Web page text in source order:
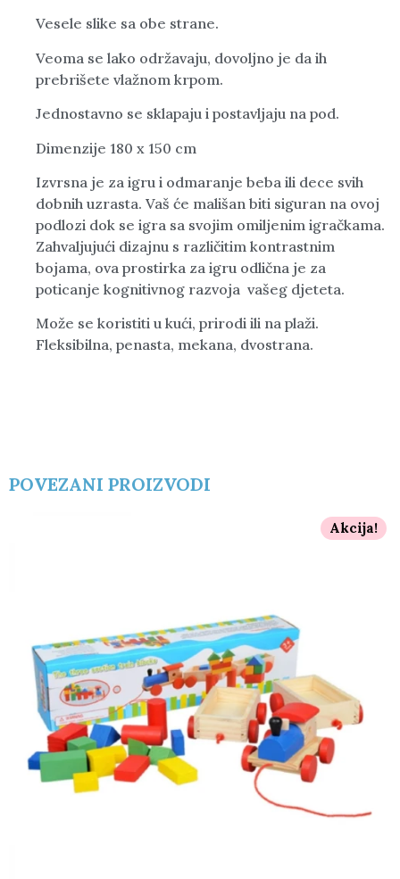
Vesele slike sa obe strane.
Veoma se lako održavaju, dovoljno je da ih
prebrišete vlažnom krpom.
Jednostavno se sklapaju i postavljaju na pod.
Dimenzije 180 x 150 cm
Izvrsna je za igru i odmaranje beba ili dece svih
dobnih uzrasta. Vaš će mališan biti siguran na ovoj
podlozi dok se igra sa svojim omiljenim igračkama.
Zahvaljujući dizajnu s različitim kontrastnim
bojama, ova prostirka za igru odlična je za
poticanje kognitivnog razvoja vašeg djeteta.
Može se koristiti u kući, prirodi ili na plaži.
Fleksibilna, penasta, mekana, dvostrana.
POVEZANI PROIZVODI
Akcija!